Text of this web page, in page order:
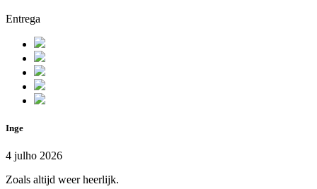
Entrega
Inge
4 julho 2026
Zoals altijd weer heerlijk.